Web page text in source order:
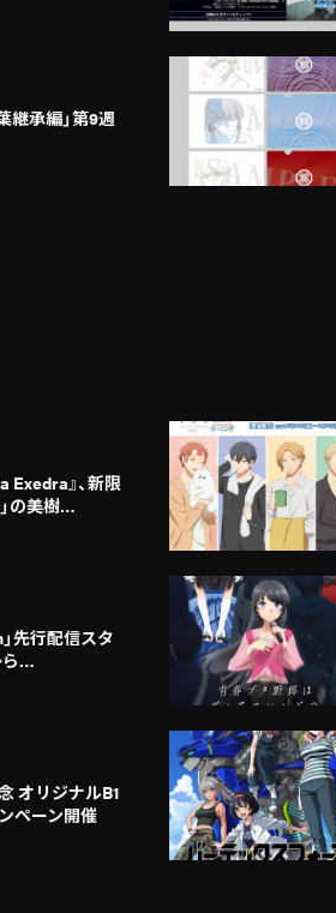
継承編」第9週
』、新限
の美樹…
先行配信スタ
ら…
オリジナルB1
ペーン開催